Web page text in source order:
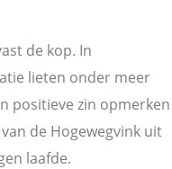
de kop. In
lieten onder meer
positieve zin opmerken
de Hogewegvink uit
laafde.